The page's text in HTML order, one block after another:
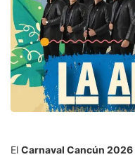
El Carnaval Cancún 2026